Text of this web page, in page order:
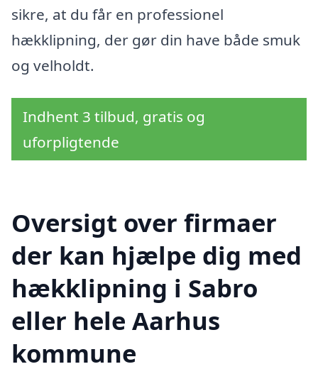
sikre, at du får en professionel
hækklipning, der gør din have både smuk
og velholdt.
Indhent 3 tilbud, gratis og
uforpligtende
Oversigt over firmaer
der kan hjælpe dig med
hækklipning i Sabro
eller hele Aarhus
kommune